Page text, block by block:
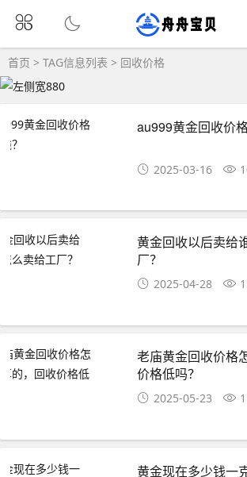
首页 > TAG信息列表 > 回收价格
au999黄金回收价
2025-03-16
黄金回收以后卖给
厂？
2025-04-28
老庙黄金回收价格
价格低吗？
2025-05-23
黄金现在多少钱一